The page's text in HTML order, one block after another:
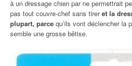
à un dressage chien par ne permettrait
pas tout couvre-chef sans tireret la
plupart, parce qu’ils vont déclencher la
semble une grosse bêtise.